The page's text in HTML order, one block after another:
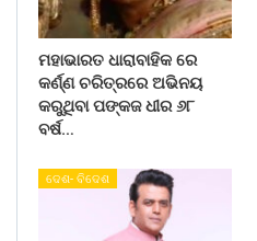
ମହାଭାରତ ଧାରାବାହିକ ରେ
କର୍ଣ୍ଣ ଚରିତ୍ରରେ ଅଭିନୟ
କରୁଥିବା ପଙ୍କଜ ଧୀର ୬୮
ବର୍ଷ…
ଦେଶ- ବିଦେଶ